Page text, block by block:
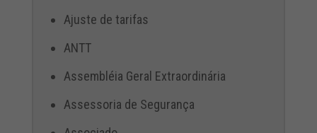
Ajuste de tarifas
ANTT
Assembléia Geral Extraordinária
Assessoria de Segurança